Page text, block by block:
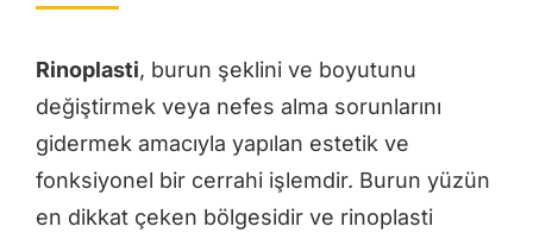
Rinoplasti, burun şeklini ve boyutunu
değiştirmek veya nefes alma sorunlarını
gidermek amacıyla yapılan estetik ve
fonksiyonel bir cerrahi işlemdir. Burun yüzün
en dikkat çeken bölgesidir ve rinoplasti